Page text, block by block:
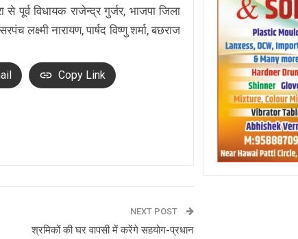
पूर्व विधायक राजेन्द्र गुर्जर, भाजपा जिला
नारायण, पार्षद विष्णु शर्मा, बछराज
Copy Link
NEXT POST
श्रमिकों की घर वापसी में करेंगे सहयोग-प्रधान